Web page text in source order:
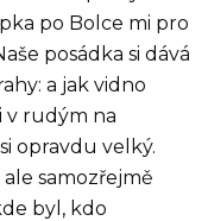
po Bolce mi pro
posádka si dává
a jak vidno
v rudým na
opravdu velký.
samozřejmě
byl, kdo